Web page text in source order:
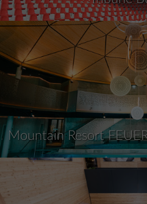
Mountain Resort